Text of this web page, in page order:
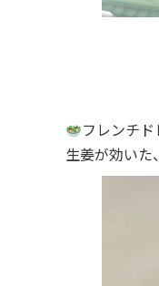
フレンチ
生姜が効い